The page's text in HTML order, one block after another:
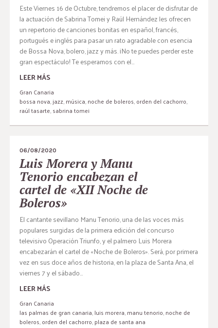
Este Viernes 16 de Octubre, tendremos el placer de disfrutar de
la actuación de Sabrina Tomei y Raúl Hernández les ofrecen
un repertorio de canciones bonitas en español, francés,
portugués e inglés para pasar un rato agradable con esencia
de Bossa Nova, bolero, jazz y más. ¡No te puedes perder este
gran espectáculo! Te esperamos con el...
LEER MÁS
Gran Canaria
bossa nova,jazz,música,noche de boleros,orden del cachorro,
raúl tasarte,sabrina tomei
06/08/2020
Luis Morera y Manu
Tenorio encabezan el
cartel de «XII Noche de
Boleros»
El cantante sevillano Manu Tenorio, una de las voces más
populares surgidas de la primera edición del concurso
televisivo Operación Triunfo, y el palmero Luis Morera
encabezarán el cartel de «Noche de Boleros». Será, por primera
vez en sus doce años de historia, en la plaza de Santa Ana, el
viernes 7 y el sábado...
LEER MÁS
Gran Canaria
las palmas de gran canaria,luis morera,manu tenorio,noche de
boleros,orden del cachorro,plaza de santa ana